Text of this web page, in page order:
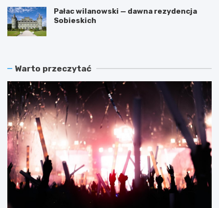
Pałac wilanowski — dawna rezydencja
Sobieskich
Warto przeczytać